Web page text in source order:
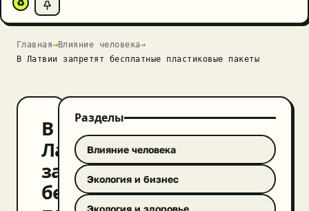
♻
Главная→Влияние человека→
В Латвии запретят бесплатные пластиковые пакеты
В
Латвии
запретят
бесплатные
Разделы
Влияние человека
Экология и бизнес
Экология и здоровье